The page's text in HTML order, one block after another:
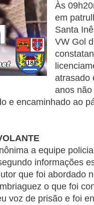
Às
em
Santa
VW Gol
atrasado
anos
e encaminhado ao
a equipe
informações
que foi abordado
o que foi
voz de prisão e foi